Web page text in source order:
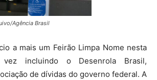
Agência Brasil
a mais um Feirão Limpa Nome nesta
vez incluindo o Desenrola Brasil,
de dívidas do governo federal. A